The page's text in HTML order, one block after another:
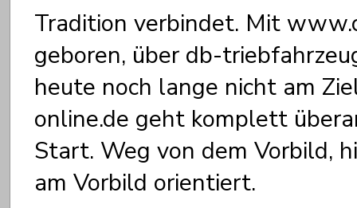
Tradition verbindet. Mit
geboren, über db-
heute noch lange nicht am
online.de geht komplett
Start. Weg von dem Vorbild,
am Vorbild orientiert.